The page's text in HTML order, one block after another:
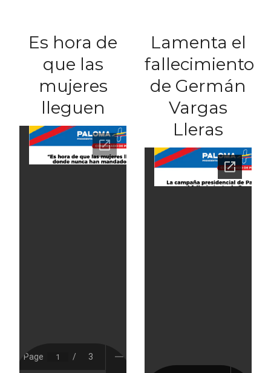
Es hora de
que las
mujeres
lleguen
Lamenta el
fallecimiento
de Germán
Vargas
Lleras